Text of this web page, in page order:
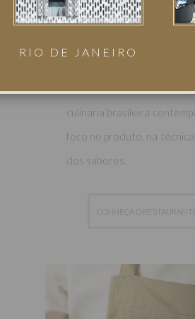
cozinha integrada ao
Vinícius Pires traz uma
culinária brasileira
foco no produto, na
dos sabores.
CONHEÇA O
RIO DE JANEIRO